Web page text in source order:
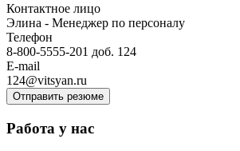
Контактное лицо
Элина - Менеджер по персоналу
Телефон
8-800-5555-201 доб. 124
E-mail
124@vitsyan.ru
Отправить резюме
Работа у нас